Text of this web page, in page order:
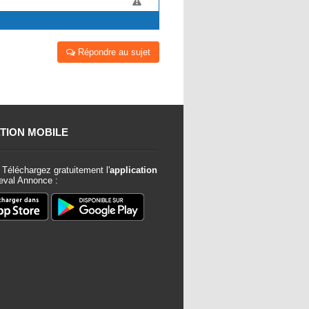
Répondre au sujet
MOBILE
Téléchargez gratuitement l'application
Annonce :